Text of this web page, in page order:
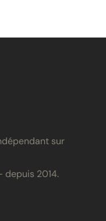
sur
depuis 2014.